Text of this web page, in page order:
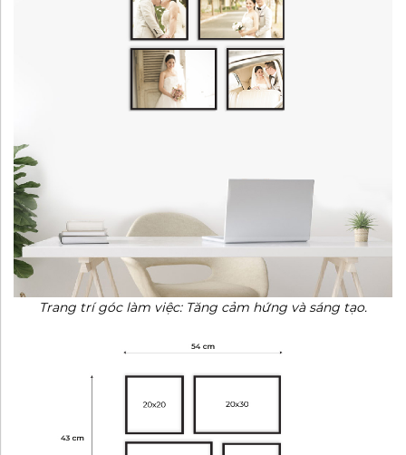
Trang trí góc làm việc: Tăng cảm hứng và sáng tạo.